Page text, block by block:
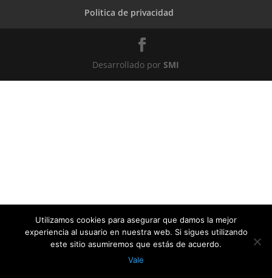
Politica de privacidad
Desarrollado porSMI
Utilizamos cookies para asegurar que damos la mejor
experiencia al usuario en nuestra web. Si sigues utilizando
este sitio asumiremos que estás de acuerdo.
Vale